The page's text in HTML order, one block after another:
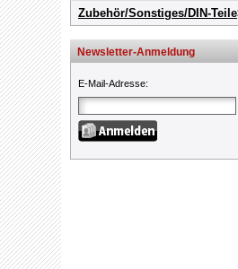
Zubehör/Sonstiges/DIN-Teile
Newsletter-Anmeldung
E-Mail-Adresse: